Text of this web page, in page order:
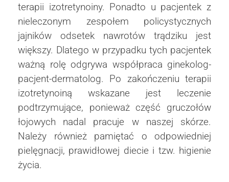
terapii izotretynoiny. Ponadto u pacjentek z
nieleczonym zespołem policystycznych
jajników odsetek nawrotów trądziku jest
większy. Dlatego w przypadku tych pacjentek
ważną rolę odgrywa współpraca ginekolog-
pacjent-dermatolog. Po zakończeniu terapii
izotretynoiną wskazane jest leczenie
podtrzymujące, ponieważ część gruczołów
łojowych nadal pracuje w naszej skórze.
Należy również pamiętać o odpowiedniej
pielęgnacji, prawidłowej diecie i tzw. higienie
życia.